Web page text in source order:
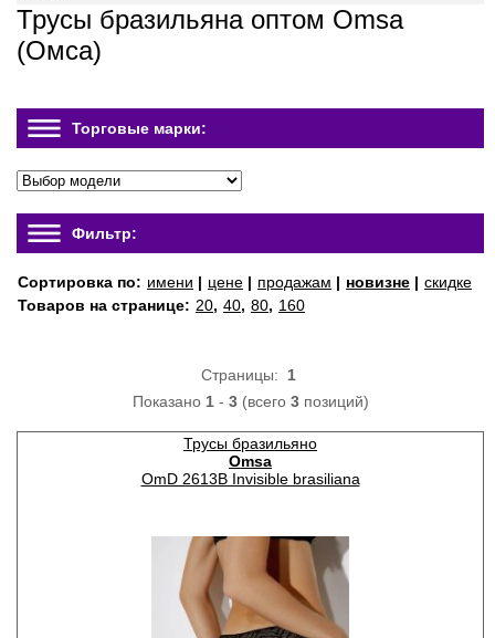
Трусы бразильяна оптом Omsa
(Омса)
Торговые марки:
Фильтр:
Сортировка по: имени | цене | продажам | новизне | скидке
Товаров на странице: 20, 40, 80, 160
Страницы: 1
Показано 1- 3(всего 3позиций)
Трусы бразильяно
Omsa
OmD 2613B Invisible brasiliana